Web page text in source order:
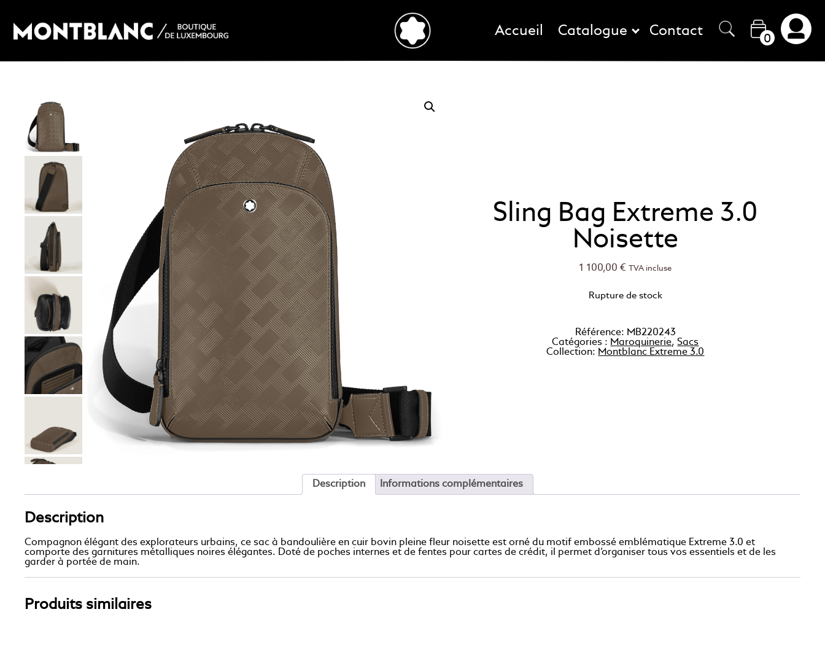
Accueil Catalogue Contact
0
Sling Bag Extreme 3.0
Noisette
1 100,00€ TVA incluse
Rupture de stock
Référence: MB220243
Catégories : Maroquinerie,Sacs
Collection: Montblanc Extreme 3.0
Description Informations complémentaires
Description
Compagnon élégant des explorateurs urbains, ce sac à bandoulière en cuir bovin pleine fleur noisette est orné du motif embossé emblématique Extreme 3.0 et
comporte des garnitures métalliques noires élégantes. Doté de poches internes et de fentes pour cartes de crédit, il permet d’organiser tous vos essentiels et de les
garder à portée de main.
Produits similaires